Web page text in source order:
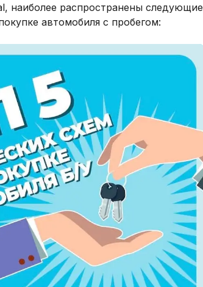
наиболее распространены следующие
автомобиля с пробегом: